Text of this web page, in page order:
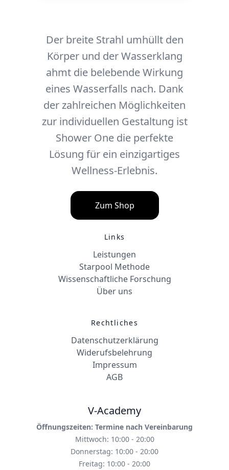
Der breite Strahl umhüllt den
Körper und der Wasserklang
ahmt die belebende Wirkung
eines Wasserfalls nach. Dank
der zahlreichen Möglichkeiten
zur individuellen Gestaltung ist
Shower One die perfekte
Lösung für ein einzigartiges
Wellness-Erlebnis.
Zum Shop
V-Academy
Öffnungszeiten: Termine nach Vereinbarung
Mittwoch: 10:00 - 20:00
Donnerstag: 10:00 - 20:00
Freitag: 10:00 - 20:00
Links
Leistungen
Starpool Methode
Wissenschaftliche Forschung
Über uns
Rechtliches
Datenschutzerklärung
Widerufsbelehrung
Impressum
AGB